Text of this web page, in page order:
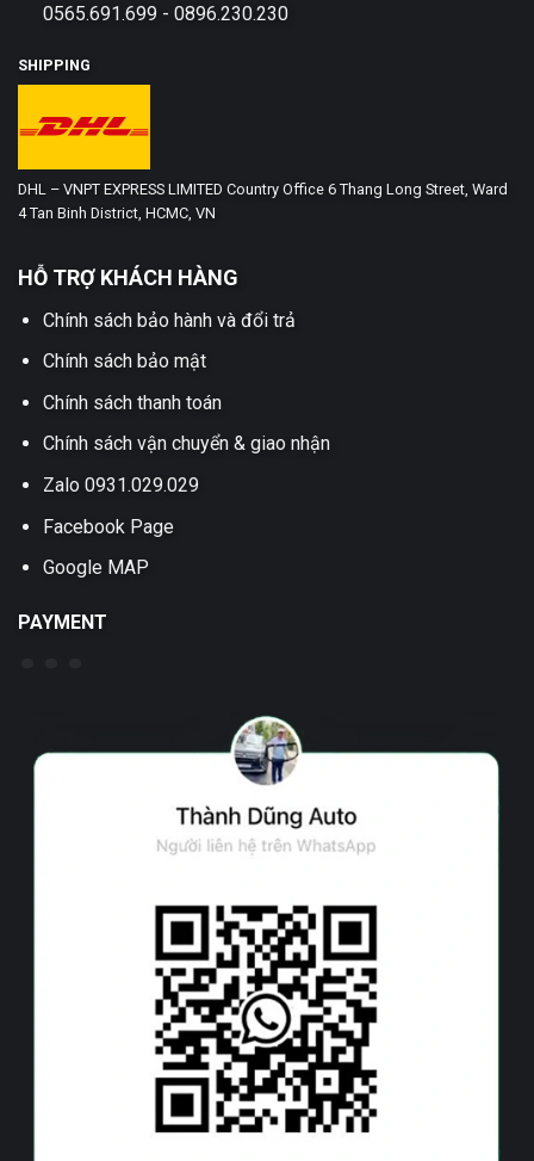
0565.691.699 - 0896.230.230
SHIPPING
DHL – VNPT EXPRESS LIMITED Country Office 6 Thang Long Street, Ward
4 Tan Binh District, HCMC, VN
HỖ TRỢ KHÁCH HÀNG
Chính sách bảo hành và đổi trả
Chính sách bảo mật
Chính sách thanh toán
Chính sách vận chuyển & giao nhận
Zalo 0931.029.029
Facebook Page
Google MAP
PAYMENT